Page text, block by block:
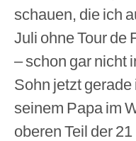
schauen, die ich
Juli ohne Tour de
– schon gar nicht
Sohn jetzt
seinem Papa im
oberen Teil der